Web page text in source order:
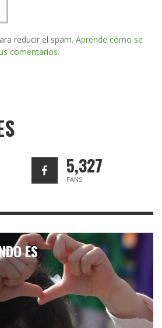
reducir el spam. Aprende cómo se
comentarios.
5,327
FANS
ES